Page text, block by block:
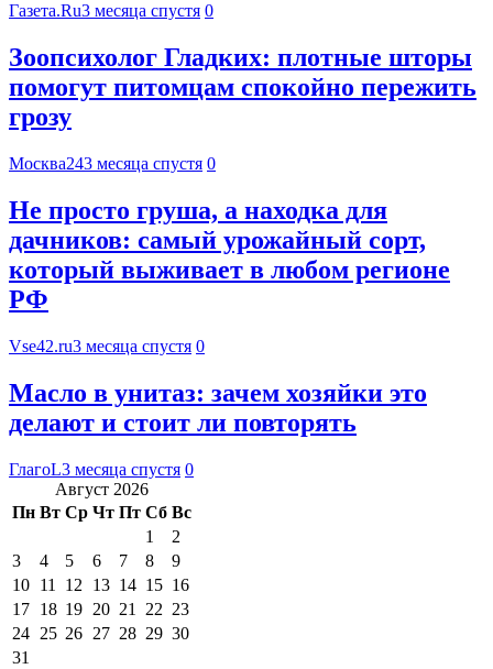
Газета.Ru3 месяца спустя 0
Зоопсихолог Гладких: плотные шторы
помогут питомцам спокойно пережить
грозу
Москва243 месяца спустя 0
Не просто груша, а находка для
дачников: самый урожайный сорт,
который выживает в любом регионе
РФ
Vse42.ru3 месяца спустя 0
Масло в унитаз: зачем хозяйки это
делают и стоит ли повторять
ГлагоL3 месяца спустя 0
Август 2026
Пн Вт Ср Чт Пт Сб Вс
1
2
3
4 5 6 7 8
9
10 11 12 13 14 15 16
17 18 19 20 21 22 23
24 25 26 27 28 29 30
31